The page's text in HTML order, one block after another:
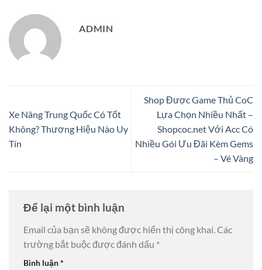
ADMIN
Xe Nâng Trung Quốc Có Tốt
Không? Thương Hiệu Nào Uy
Tín
Shop Được Game Thủ CoC
Lựa Chọn Nhiều Nhất –
Shopcoc.net Với Acc Có
Nhiều Gói Ưu Đãi Kèm Gems
– Vé Vàng
Để lại một bình luận
Email của bạn sẽ không được hiển thị công khai. Các
trường bắt buộc được đánh dấu *
Bình luận*